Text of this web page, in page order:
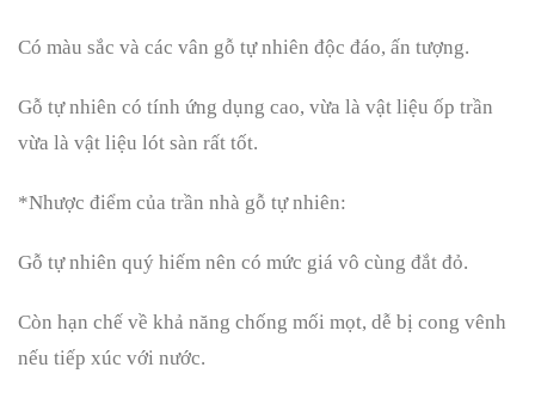
Có màu sắc và các vân gỗ tự nhiên độc đáo, ấn tượng.
Gỗ tự nhiên có tính ứng dụng cao, vừa là vật liệu ốp trần
vừa là vật liệu lót sàn rất tốt.
*Nhược điểm của trần nhà gỗ tự nhiên:
Gỗ tự nhiên quý hiếm nên có mức giá vô cùng đắt đỏ.
Còn hạn chế về khả năng chống mối mọt, dễ bị cong vênh
nếu tiếp xúc với nước.